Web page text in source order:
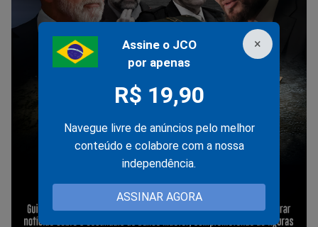
×
Assine o JCO
por apenas
R$ 19,90
Navegue livre de anúncios pelo melhor
conteúdo e colabore com a nossa
independência.
ASSINAR AGORA